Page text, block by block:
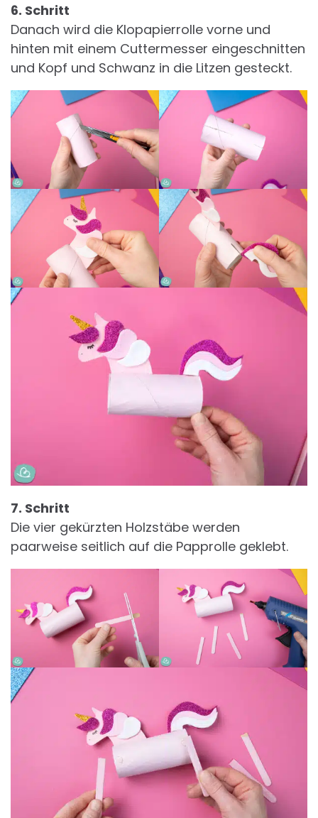
6. Schritt
Danach wird die Klopapierrolle vorne und
hinten mit einem Cuttermesser eingeschnitten
und Kopf und Schwanz in die Litzen gesteckt.
7. Schritt
Die vier gekürzten Holzstäbe werden
paarweise seitlich auf die Papprolle geklebt.